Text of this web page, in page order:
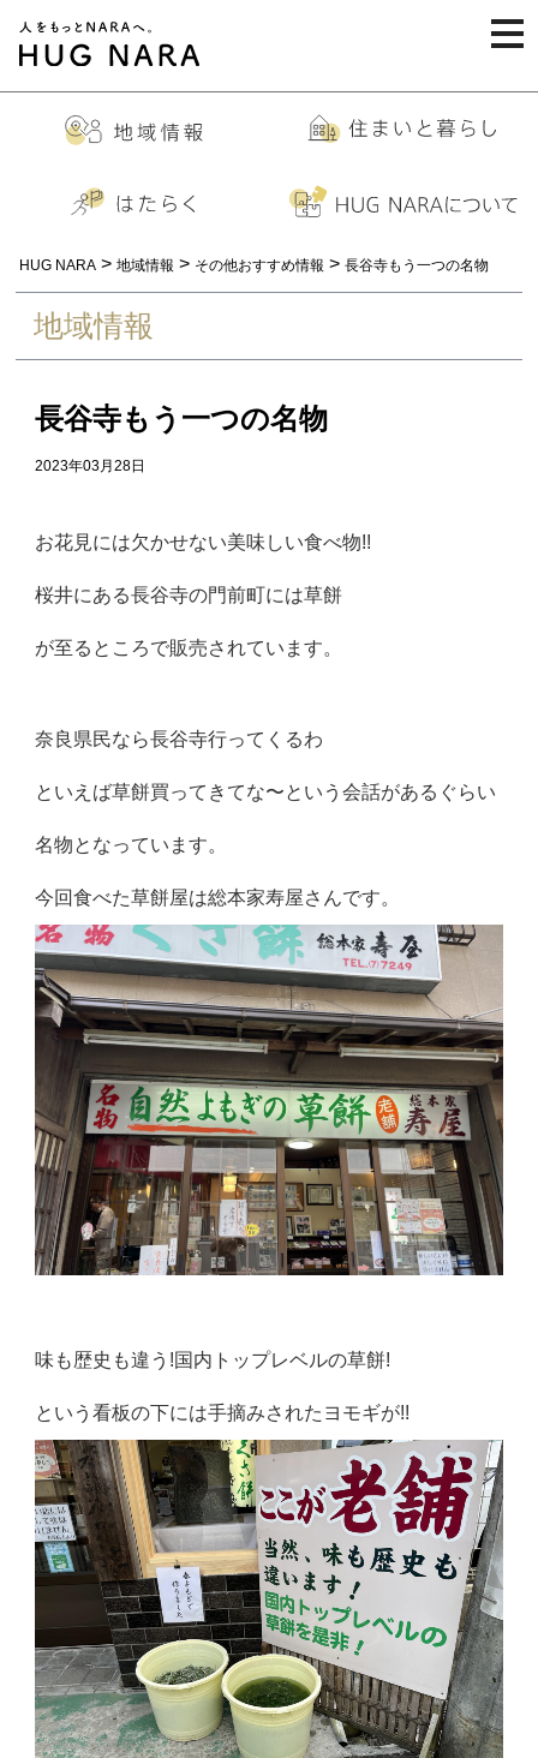
HUG NARA > 地域情報 > その他おすすめ情報 > 長谷寺もう一つの名物
地域情報
長谷寺もう一つの名物
2023年03月28日
お花見には欠かせない美味しい食べ物!!
桜井にある長谷寺の門前町には草餅
が至るところで販売されています。
奈良県民なら長谷寺行ってくるわ
といえば草餅買ってきてな〜という会話があるぐらい
名物となっています。
今回食べた草餅屋は総本家寿屋さんです。
味も歴史も違う!国内トップレベルの草餅!
という看板の下には手摘みされたヨモギが!!